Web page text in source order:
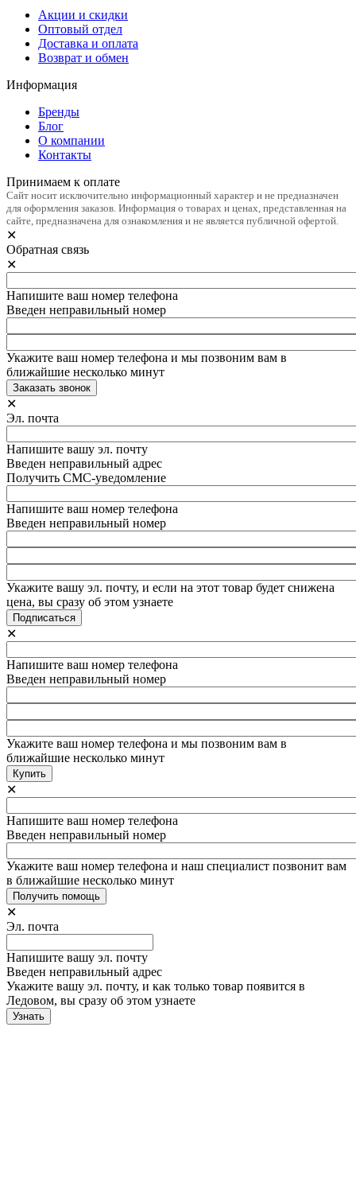
Акции и скидки
Оптовый отдел
Доставка и оплата
Возврат и обмен
Информация
Бренды
Блог
О компании
Контакты
Принимаем к оплате
Сайт носит исключительно информационный характер и не предназначен
для оформления заказов. Информация о товарах и ценах, представленная на
сайте, предназначена для ознакомления и не является публичной офертой.
✕
Обратная связь
✕
Напишите ваш номер телефона
Введен неправильный номер
Укажите ваш номер телефона и мы позвоним вам в
ближайшие несколько минут
✕
Эл. почта
Напишите вашу эл. почту
Введен неправильный адрес
Получить СМС-уведомление
Напишите ваш номер телефона
Введен неправильный номер
Укажите вашу эл. почту, и если на этот товар будет снижена
цена, вы сразу об этом узнаете
✕
Напишите ваш номер телефона
Введен неправильный номер
Укажите ваш номер телефона и мы позвоним вам в
ближайшие несколько минут
✕
Напишите ваш номер телефона
Введен неправильный номер
Укажите ваш номер телефона и наш специалист позвонит вам
в ближайшие несколько минут
✕
Эл. почта
Напишите вашу эл. почту
Введен неправильный адрес
Укажите вашу эл. почту, и как только товар появится в
Ледовом, вы сразу об этом узнаете